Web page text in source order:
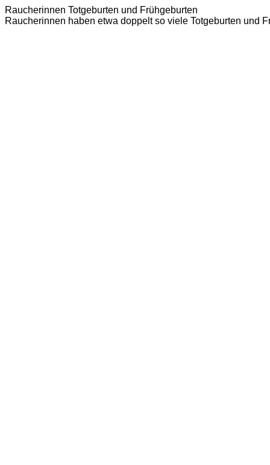
Raucherinnen Totgeburten und Frühgeburten
Raucherinnen haben etwa doppelt so viele Totgeburten und